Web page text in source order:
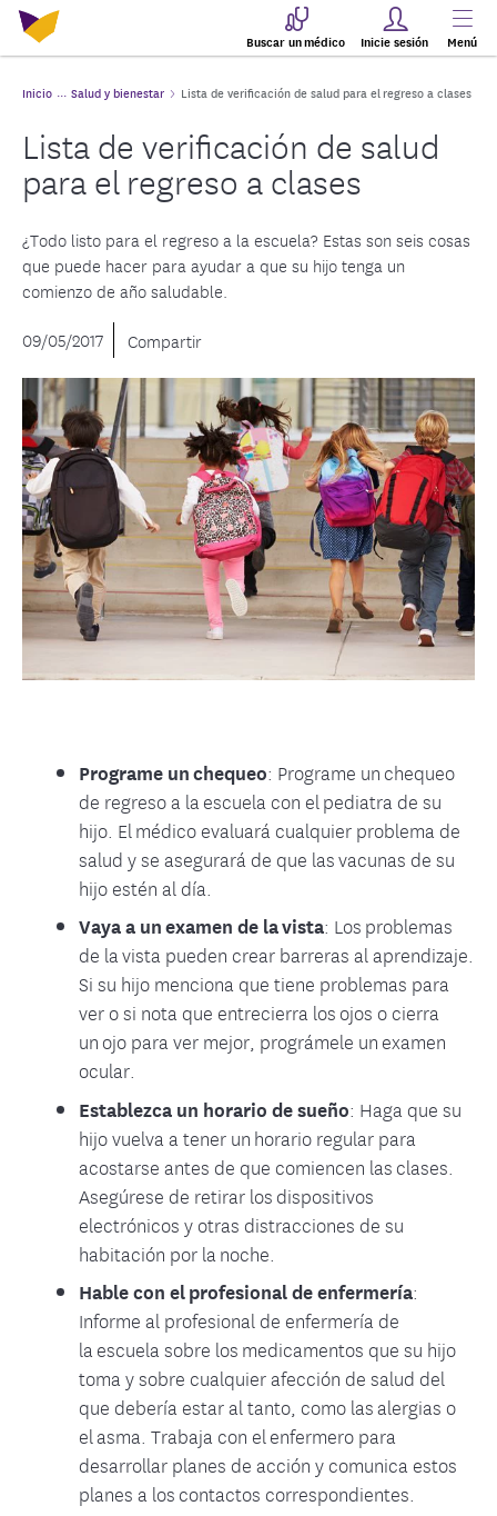
Buscar un médico Inicie sesión Menú
Inicio Salud y bienestar Lista de verificación de salud para el regreso a clases
Lista de verificación de salud
para el regreso a clases
¿Todo listo para el regreso a la escuela? Estas son seis cosas
que puede hacer para ayudar a que su hijo tenga un
comienzo de año saludable.
09/05/2017
Compartir
Programe un chequeo: Programe un chequeo
de regreso a la escuela con el pediatra de su
hijo. El médico evaluará cualquier problema de
salud y se asegurará de que las vacunas de su
hijo estén al día.
Vaya a un examen de la vista: Los problemas
de la vista pueden crear barreras al aprendizaje.
Si su hijo menciona que tiene problemas para
ver o si nota que entrecierra los ojos o cierra
un ojo para ver mejor, prográmele un examen
ocular.
Establezca un horario de sueño: Haga que su
hijo vuelva a tener un horario regular para
acostarse antes de que comiencen las clases.
Asegúrese de retirar los dispositivos
electrónicos y otras distracciones de su
habitación por la noche.
Hable con el profesional de enfermería:
Informe al profesional de enfermería de
la escuela sobre los medicamentos que su hijo
toma y sobre cualquier afección de salud del
que debería estar al tanto, como las alergias o
el asma. Trabaja con el enfermero para
desarrollar planes de acción y comunica estos
planes a los contactos correspondientes.